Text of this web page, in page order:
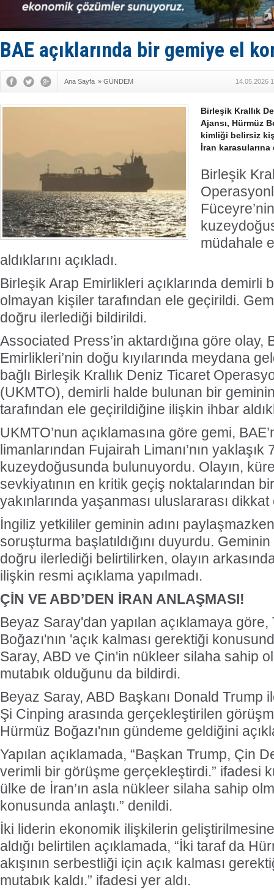
Füze ve
İran
Uzmanlar
Makine
BAE açıklarında bir gemiye el
Ana Sayfa » GÜNDEM 14.05.2026
Birleşik Krallık
Ajansı, Hürmüz
kimliği belirsiz
İran
Birleşik
müdahale
aldıklarını açıkladı.
Birleşik Arap Emirlikleri açıklarında demirli
olmayan kişiler tarafından ele geçirildi.
doğru ilerlediği bildirildi.
Associated Press’in aktardığına göre olay,
Emirlikleri’nin doğu kıyılarında meydana
bağlı Birleşik Krallık Deniz Ticaret
(UKMTO), demirli halde bulunan bir
tarafından ele geçirildiğine ilişkin ihbar
UKMTO’nun açıklamasına göre gemi,
limanlarından Fujairah Limanı’nın yaklaşık
kuzeydoğusunda bulunuyordu. Olayın,
sevkiyatının en kritik geçiş noktalarından
yakınlarında yaşanması uluslararası dikkat
İngiliz yetkililer geminin adını
soruşturma başlatıldığını duyurdu.
doğru ilerlediği belirtilirken, olayın
ilişkin resmi açıklama yapılmadı.
ÇİN VE ABD’DEN İRAN ANLAŞMASI!
Beyaz Saray'dan yapılan açıklamaya
Boğazı'nın 'açık kalması gerektiği
Saray, ABD ve Çin'in nükleer silaha sahip
mutabık olduğunu da bildirdi.
Beyaz Saray, ABD Başkanı Donald Trump
Şi Cinping arasında gerçekleştirilen
Hürmüz Boğazı'nın gündeme geldiğini
Yapılan açıklamada, “Başkan Trump, Çin
verimli bir görüşme gerçekleştirdi.” ifadesi
ülke de İran’ın asla nükleer silaha sahip
konusunda anlaştı.” denildi.
İki liderin ekonomik ilişkilerin
aldığı belirtilen açıklamada, “İki taraf da
akışının serbestliği için açık kalması
mutabık kaldı.” ifadesi yer aldı.